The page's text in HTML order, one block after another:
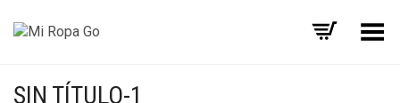
Menú
SIN TÍTULO-1